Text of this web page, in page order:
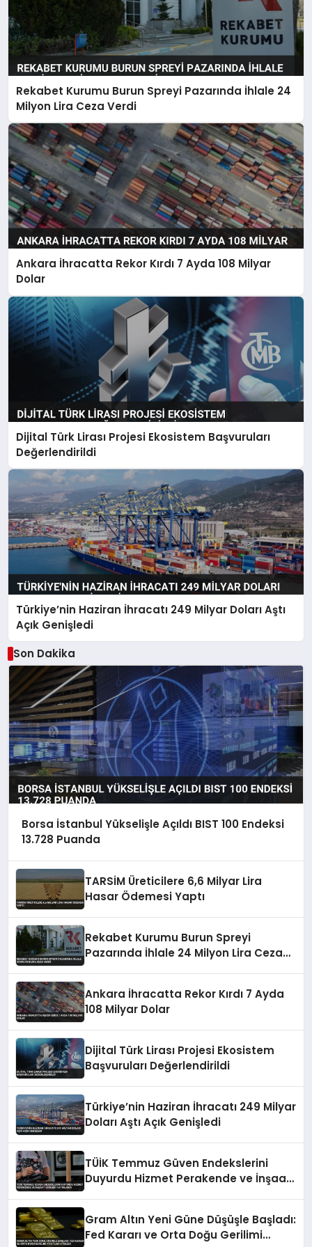
Rekabet Kurumu Burun Spreyi Pazarında İhlale 24
Milyon Lira Ceza Verdi
Ankara İhracatta Rekor Kırdı 7 Ayda 108 Milyar
Dolar
Dijital Türk Lirası Projesi Ekosistem Başvuruları
Değerlendirildi
Türkiye’nin Haziran İhracatı 249 Milyar Doları Aştı
Açık Genişledi
Son Dakika
Borsa İstanbul Yükselişle Açıldı BIST 100 Endeksi
13.728 Puanda
TARSİM Üreticilere 6,6 Milyar Lira
Hasar Ödemesi Yaptı
Rekabet Kurumu Burun Spreyi
Pazarında İhlale 24 Milyon Lira Ceza
Ankara İhracatta Rekor Kırdı 7 Ayda
108 Milyar Dolar
Dijital Türk Lirası Projesi Ekosistem
Başvuruları Değerlendirildi
Türkiye’nin Haziran İhracatı 249 Milyar
Doları Aştı Açık Genişledi
TÜİK Temmuz Güven Endekslerini
Duyurdu Hizmet Perakende ve İnşaat
Gram Altın Yeni Güne Düşüşle Başladı:
Fed Kararı ve Orta Doğu Gerilimi